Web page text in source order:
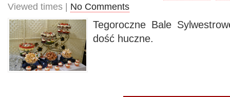
Viewed times | No Comments
Tegoroczne Bale
dość huczne.